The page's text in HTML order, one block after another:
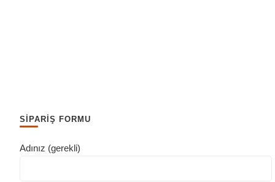
SİPARİŞ FORMU
Adınız (gerekli)